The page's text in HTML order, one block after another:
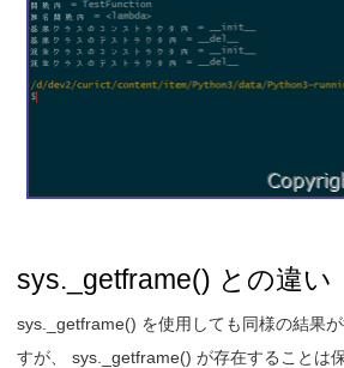
sys._getframe() との違い
sys._getframe() を使用しても同様の結果
すが、 sys._getframe() が存在することは